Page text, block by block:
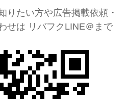
りたい方や広告掲載依頼・
せは リバフクLINE＠まで